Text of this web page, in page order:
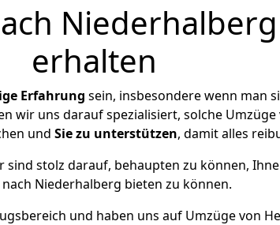
erhalten
Erfahrung sein, insbesondere wenn man
wir uns darauf spezialisiert, solche
und Sie zu unterstützen, damit alles
sind stolz darauf, behaupten zu können,
Niederhalberg bieten zu können.
und haben uns auf Umzüge von